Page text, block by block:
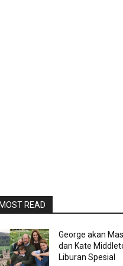
READ
George akan
dan Kate
Liburan Spesial